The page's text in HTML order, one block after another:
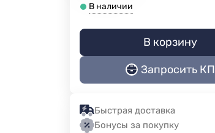
В наличии
В корзину
Запросить КП
Быстрая доставка
Бонусы за покупку